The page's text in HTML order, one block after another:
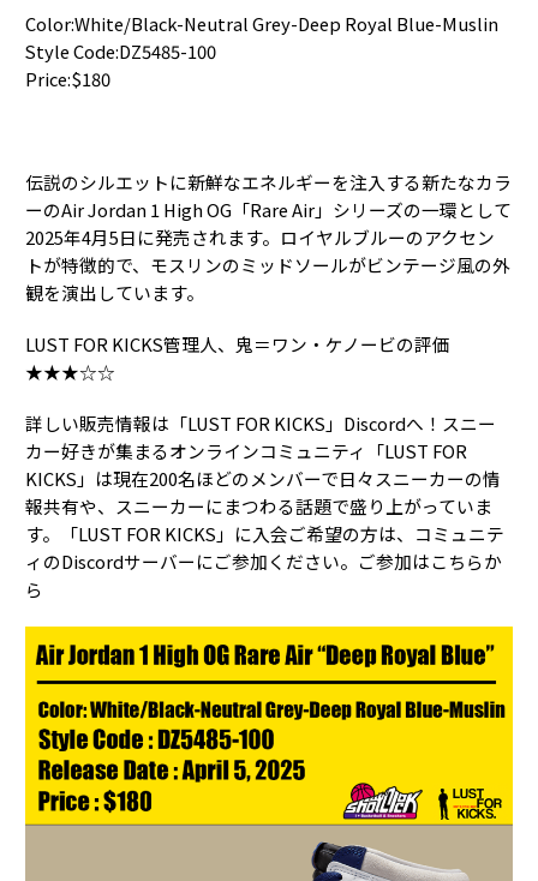
Color:White/Black-Neutral Grey-Deep Royal Blue-Muslin
Style Code:DZ5485-100
Price:$180
伝説のシルエットに新鮮なエネルギーを注入する新たなカラ
ーのAir Jordan 1 High OG「Rare Air」シリーズの一環として
2025年4月5日に発売されます。ロイヤルブルーのアクセン
トが特徴的で、モスリンのミッドソールがビンテージ風の外
観を演出しています。
LUST FOR KICKS管理人、鬼＝ワン・ケノービの評価
★★★☆☆
詳しい販売情報は「LUST FOR KICKS」Discordへ！スニー
カー好きが集まるオンラインコミュニティ「LUST FOR
KICKS」は現在200名ほどのメンバーで日々スニーカーの情
報共有や、スニーカーにまつわる話題で盛り上がっていま
す。「LUST FOR KICKS」に入会ご希望の方は、コミュニテ
ィのDiscordサーバーにご参加ください。ご参加はこちらか
ら